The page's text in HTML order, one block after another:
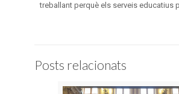
treballant perquè els serveis educatius
Posts relacionats